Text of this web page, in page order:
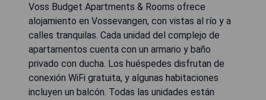
Voss Budget Apartments & Rooms ofrece
alojamiento en Vossevangen, con vistas al río y a
calles tranquilas. Cada unidad del complejo de
apartamentos cuenta con un armario y baño
privado con ducha. Los huéspedes disfrutan de
conexión WiFi gratuita, y algunas habitaciones
incluyen un balcón. Todas las unidades están